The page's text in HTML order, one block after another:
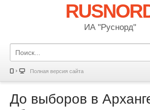
ИА "Руснорд"
Полная версия сайта
До выборов в